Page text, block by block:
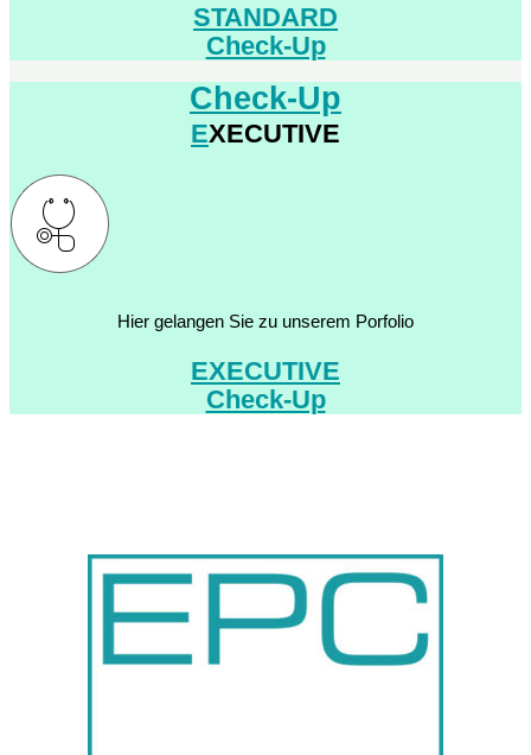
STANDARD
Check-Up
Check-Up
EXECUTIVE
Hier gelangen Sie zu unserem Porfolio
EXECUTIVE
Check-Up